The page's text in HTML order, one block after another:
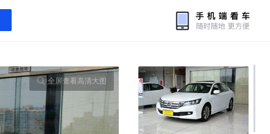
全屏查看高清大图